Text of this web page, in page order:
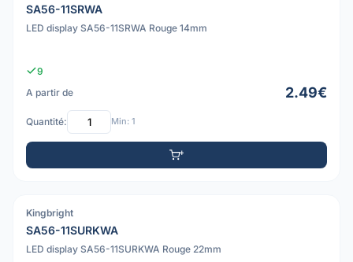
SA56-11SRWA
LED display SA56-11SRWA Rouge 14mm
9
A partir de
2.49€
Quantité: Min: 1
PDF
Kingbright
SA56-11SURKWA
LED display SA56-11SURKWA Rouge 22mm